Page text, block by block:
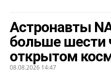
Астронавты
больше шести
открытом
08.08.2026 14:47